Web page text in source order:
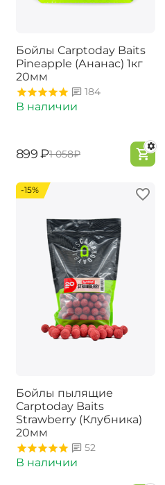
Бойлы Carptoday Baits
Pineapple (Ананас) 1кг
20мм
184
В наличии
‍899‍ ₽‍1 058‍₽
-15%
Бойлы пылящие
Carptoday Baits
Strawberry (Клубника)
20мм
52
В наличии